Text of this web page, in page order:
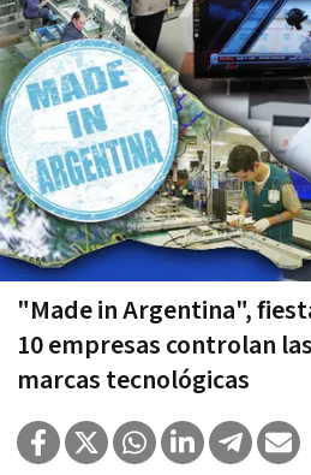
"Made in Argentina",
10 empresas controlan
marcas tecnológicas